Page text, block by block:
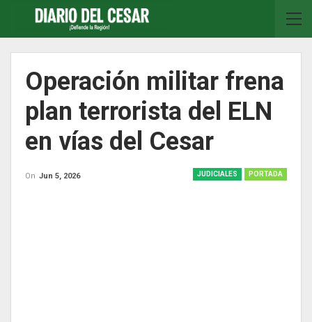
Operación militar frena
plan terrorista del ELN
en vías del Cesar
JUDICIALES PORTADA
On Jun 5, 2026